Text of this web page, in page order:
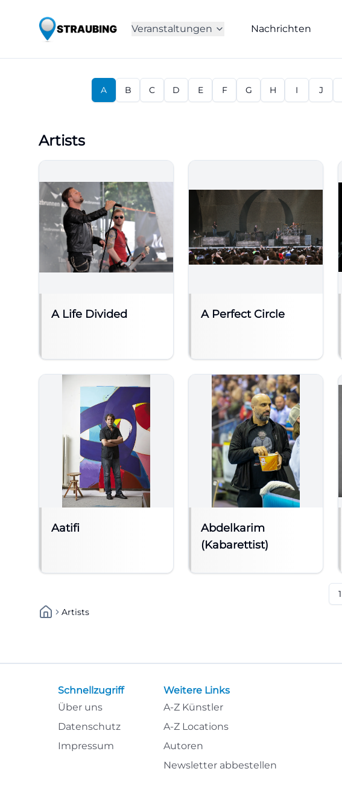
Veranstaltungen Nachrichten
A B C D E F G H I J
Artists
A Life Divided A Perfect Circle
Aatifi
Abdelkarim
(Kabarettist)
1
Artists
Schnellzugriff
Über uns
Datenschutz
Impressum
Weitere Links
A-Z Künstler
A-Z Locations
Autoren
Newsletter abbestellen